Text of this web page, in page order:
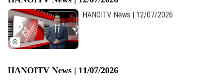
Liên hệ đường dây nóng (bấm để gọi)
Tòa soạn
0865.116.699 (hotline)
Tòa soạn
HANOITV News | 12/07/2026
HANOITV News | 11/07/2026